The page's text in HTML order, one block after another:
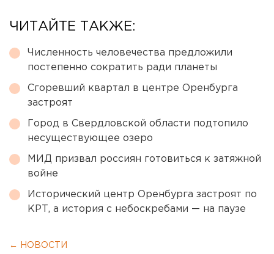
ЧИТАЙТЕ ТАКЖЕ:
Численность человечества предложили
постепенно сократить ради планеты
Сгоревший квартал в центре Оренбурга
застроят
Город в Свердловской области подтопило
несуществующее озеро
МИД призвал россиян готовиться к затяжной
войне
Исторический центр Оренбурга застроят по
КРТ, а история с небоскребами — на паузе
← НОВОСТИ